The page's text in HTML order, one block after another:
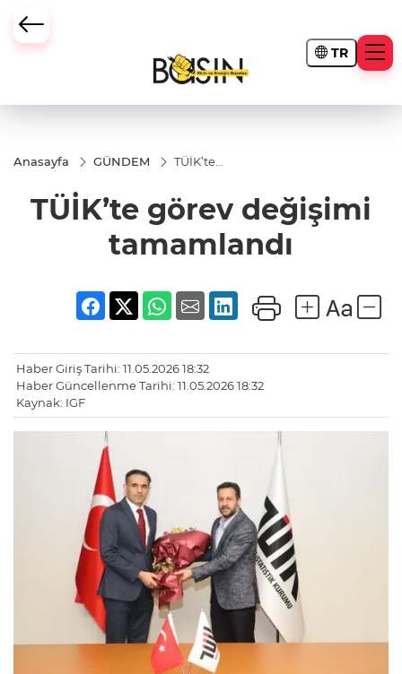
TR
Anasayfa GÜNDEM
TÜİK’te
tamamlandı
TÜİK’te görev değişimi
tamamlandı
Haber Giriş Tarihi: 11.05.2026 18:32
Haber Güncellenme Tarihi: 11.05.2026 18:32
Kaynak: IGF